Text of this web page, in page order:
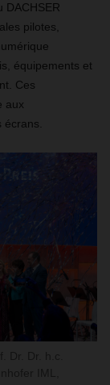
DACHSER
pilotes,
équipements et
Ces
aux